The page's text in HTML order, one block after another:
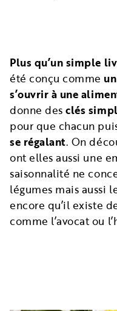
Plus qu’un simple
été conçu comme
s’ouvrir à une
donne desclés
pour que chacun
se régalant. On
ont elles aussi une
saisonnalité ne
légumes mais aussi
encore qu’il existe
comme l’avocat ou